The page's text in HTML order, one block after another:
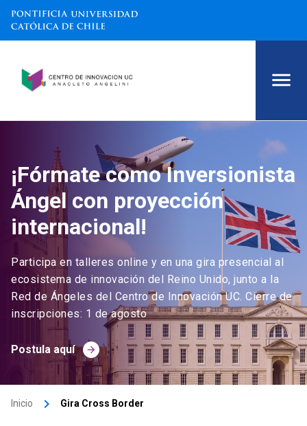
¡Fórmate como Inversionista
Ángel con proyección
internacional!
Participa en talleres online y en una gira presencial al
ecosistema de innovación del Reino Unido, junto a la
Red de Ángeles del Centro de Innovación UC. Cierre de
inscripciones: 1 de agosto
Postula aquí arrow_forward
Inicio keyboard_arrow_right Gira Cross Border